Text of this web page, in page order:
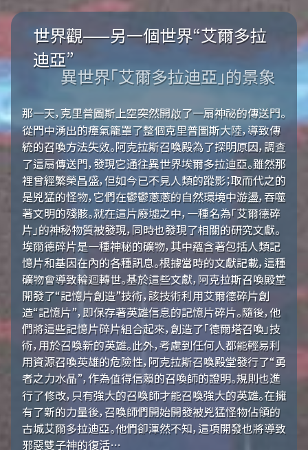
世界觀——另一個世界“艾爾多拉
迪亞”
異世界「艾爾多拉迪亞」的景象
那一天，克里普圖斯上空突然開啟了一扇神祕的傳送門。
從門中湧出的瘴氣籠罩了整個克里普圖斯大陸，導致傳
統的召喚方法失效。阿克拉斯召喚殿為了探明原因，調查
了這扇傳送門，發現它通往異世界埃爾多拉迪亞。雖然那
裡曾經繁榮昌盛，但如今已不見人類的蹤影；取而代之的
是兇猛的怪物，它們在鬱鬱蔥蔥的自然環境中游盪，吞噬
著文明的殘骸。就在這片廢墟之中，一種名為「艾爾德碎
片」的神秘物質被發現，同時也發現了相關的研究文獻。
埃爾德碎片是一種神秘的礦物，其中蘊含著包括人類記
憶片和基因在內的各種訊息。根據當時的文獻記載，這種
礦物會導致輪迴轉世。基於這些文獻，阿克拉斯召喚殿堂
開發了“記憶片創造”技術，該技術利用艾爾德碎片創
造“記憶片”，即保存著英雄信息的記憶片碎片。隨後，他
們將這些記憶片碎片組合起來，創造了「德爾塔召喚」技
術，用於召喚新的英雄。此外，考慮到任何人都能輕易利
用資源召喚英雄的危險性，阿克拉斯召喚殿堂發行了“勇
者之力水晶”，作為值得信賴的召喚師的證明。規則也進
行了修改，只有強大的召喚師才能召喚強大的英雄。在擁
有了新的力量後，召喚師們開始開發被兇猛怪物佔領的
古城艾爾多拉迪亞。他們卻渾然不知，這項開發也將導致
邪惡雙子神的復活…